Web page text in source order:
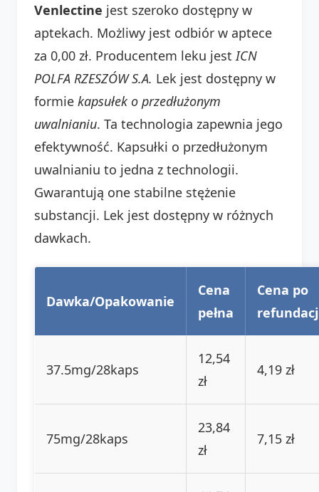
Venlectine jest szeroko dostępny w
aptekach. Możliwy jest odbiór w aptece
za 0,00 zł. Producentem leku jest ICN
POLFA RZESZÓW S.A. Lek jest dostępny w
formie kapsułek o przedłużonym
uwalnianiu. Ta technologia zapewnia jego
efektywność. Kapsułki o przedłużonym
uwalnianiu to jedna z technologii.
Gwarantują one stabilne stężenie
substancji. Lek jest dostępny w różnych
dawkach.
Dawka/Opakowanie
Cena
pełna
Cena po
37.5mg/28kaps
12,54
zł
4,19 zł
75mg/28kaps
23,84
zł
7,15 zł